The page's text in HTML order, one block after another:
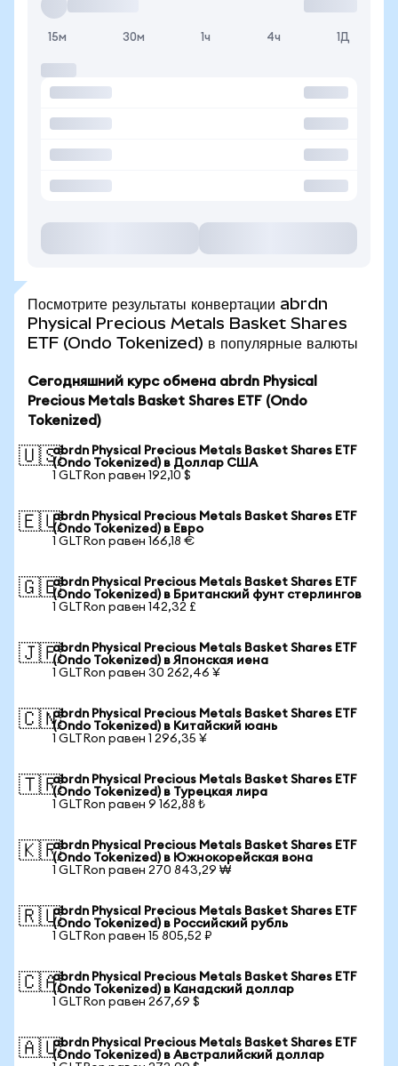
15м 30м 1ч 4ч 1Д
Посмотрите результаты конвертации abrdn
Physical Precious Metals Basket Shares
ETF (Ondo Tokenized) в популярные валюты
Сегодняшний курс обмена abrdn Physical
Precious Metals Basket Shares ETF (Ondo
Tokenized)
🇺🇸abrdn Physical Precious Metals Basket Shares ETF
(Ondo Tokenized) в Доллар США
1 GLTRon равен 192,10 $
🇪🇺abrdn Physical Precious Metals Basket Shares ETF
(Ondo Tokenized) в Евро
1 GLTRon равен 166,18 €
🇬🇧abrdn Physical Precious Metals Basket Shares ETF
(Ondo Tokenized) в Британский фунт стерлингов
1 GLTRon равен 142,32 £
🇯🇵abrdn Physical Precious Metals Basket Shares ETF
(Ondo Tokenized) в Японская иена
1 GLTRon равен 30 262,46 ¥
🇨🇳abrdn Physical Precious Metals Basket Shares ETF
(Ondo Tokenized) в Китайский юань
1 GLTRon равен 1 296,35 ¥
🇹🇷abrdn Physical Precious Metals Basket Shares ETF
(Ondo Tokenized) в Турецкая лира
1 GLTRon равен 9 162,88 ₺
🇰🇷abrdn Physical Precious Metals Basket Shares ETF
(Ondo Tokenized) в Южнокорейская вона
1 GLTRon равен 270 843,29 ₩
🇷🇺abrdn Physical Precious Metals Basket Shares ETF
(Ondo Tokenized) в Российский рубль
1 GLTRon равен 15 805,52 ₽
🇨🇦abrdn Physical Precious Metals Basket Shares ETF
(Ondo Tokenized) в Канадский доллар
1 GLTRon равен 267,69 $
🇦🇺abrdn Physical Precious Metals Basket Shares ETF
(Ondo Tokenized) в Австралийский доллар